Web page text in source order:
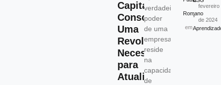
Capitalismo
Consciente:
Uma
Revolução
Necessária
para
Atualidade
verdadeiro
poder
de uma
empresa
reside
na
capacidade
de
Romano
em
,
fevereiro
de 2024